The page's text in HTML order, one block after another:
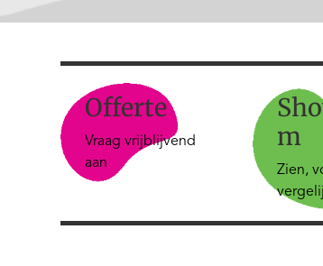
Offerte
Vraag vrijblijvend
aan
m
Zien,